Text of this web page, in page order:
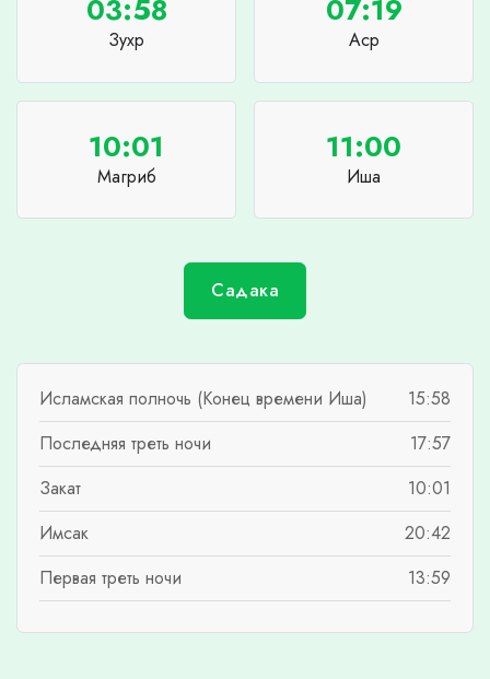
03:58
Зухр
07:19
Аср
10:01
Магриб
11:00
Иша
Садака
Исламская полночь (Конец времени Иша)
15:58
Последняя треть ночи
17:57
Закат
10:01
Имсак
20:42
Первая треть ночи
13:59